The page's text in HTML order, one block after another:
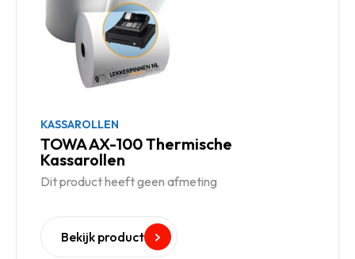
KASSAROLLEN
TOWA AX-100 Thermische
Kassarollen
Dit product heeft geen afmeting
Bekijk product